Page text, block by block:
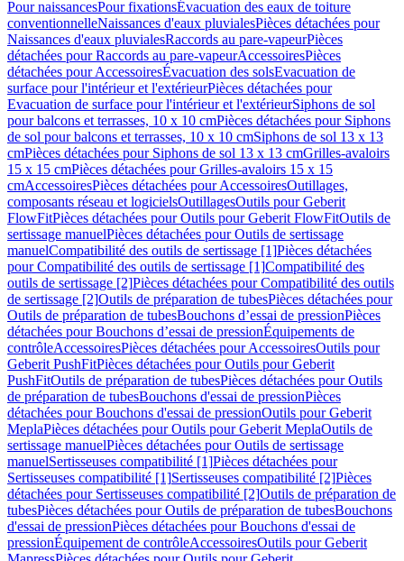
Pour naissancesPour fixationsÉvacuation des eaux de toiture
conventionnelleNaissances d'eaux pluvialesPièces détachées pour
Naissances d'eaux pluvialesRaccords au pare-vapeurPièces
détachées pour Raccords au pare-vapeurAccessoiresPièces
détachées pour AccessoiresÉvacuation des solsEvacuation de
surface pour l'intérieur et l'extérieurPièces détachées pour
Evacuation de surface pour l'intérieur et l'extérieurSiphons de sol
pour balcons et terrasses, 10 x 10 cmPièces détachées pour Siphons
de sol pour balcons et terrasses, 10 x 10 cmSiphons de sol 13 x 13
cmPièces détachées pour Siphons de sol 13 x 13 cmGrilles-avaloirs
15 x 15 cmPièces détachées pour Grilles-avaloirs 15 x 15
cmAccessoiresPièces détachées pour AccessoiresOutillages,
composants réseau et logicielsOutillagesOutils pour Geberit
FlowFitPièces détachées pour Outils pour Geberit FlowFitOutils de
sertissage manuelPièces détachées pour Outils de sertissage
manuelCompatibilité des outils de sertissage [1]Pièces détachées
pour Compatibilité des outils de sertissage [1]Compatibilité des
outils de sertissage [2]Pièces détachées pour Compatibilité des outils
de sertissage [2]Outils de préparation de tubesPièces détachées pour
Outils de préparation de tubesBouchons d’essai de pressionPièces
détachées pour Bouchons d’essai de pressionÉquipements de
contrôleAccessoiresPièces détachées pour AccessoiresOutils pour
Geberit PushFitPièces détachées pour Outils pour Geberit
PushFitOutils de préparation de tubesPièces détachées pour Outils
de préparation de tubesBouchons d'essai de pressionPièces
détachées pour Bouchons d'essai de pressionOutils pour Geberit
MeplaPièces détachées pour Outils pour Geberit MeplaOutils de
sertissage manuelPièces détachées pour Outils de sertissage
manuelSertisseuses compatibilité [1]Pièces détachées pour
Sertisseuses compatibilité [1]Sertisseuses compatibilité [2]Pièces
détachées pour Sertisseuses compatibilité [2]Outils de préparation de
tubesPièces détachées pour Outils de préparation de tubesBouchons
d'essai de pressionPièces détachées pour Bouchons d'essai de
pressionÉquipement de contrôleAccessoiresOutils pour Geberit